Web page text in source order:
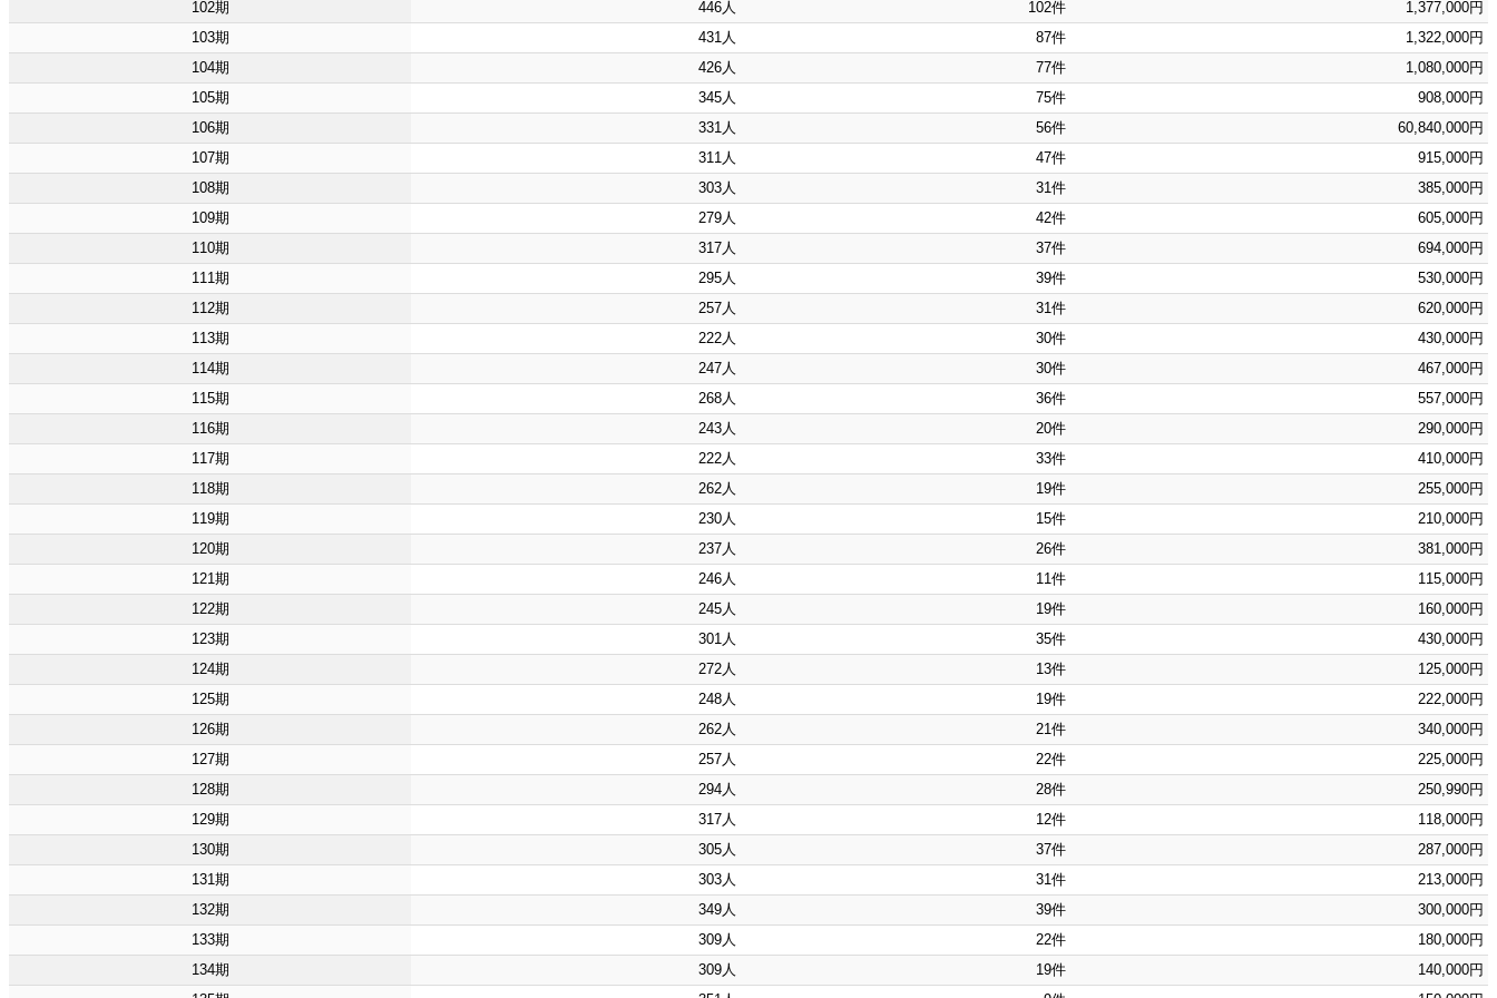
102期 446人 102件
1,377,000円
103期
431人 87件
1,322,000円
104期
426人 77件
1,080,000円
105期
345人 75件
908,000円
106期
331人 56件
60,840,000円
107期
311人 47件
915,000円
108期
303人 31件
385,000円
109期
279人 42件
605,000円
110期
317人 37件
694,000円
111期
295人 39件
530,000円
112期
257人 31件
620,000円
113期
222人 30件
430,000円
114期
247人 30件
467,000円
115期
268人 36件
557,000円
116期
243人 20件
290,000円
117期
222人 33件
410,000円
118期
262人 19件
255,000円
119期
230人 15件
210,000円
120期
237人 26件
381,000円
121期
246人 11件
115,000円
122期
245人 19件
160,000円
123期
301人 35件
430,000円
124期
272人 13件
125,000円
125期
248人 19件
222,000円
126期
262人 21件
340,000円
127期
257人 22件
225,000円
128期
294人 28件
250,990円
129期
317人 12件
118,000円
130期
305人 37件
287,000円
131期
303人 31件
213,000円
132期
349人 39件
300,000円
133期
309人 22件
180,000円
134期
309人 19件
140,000円